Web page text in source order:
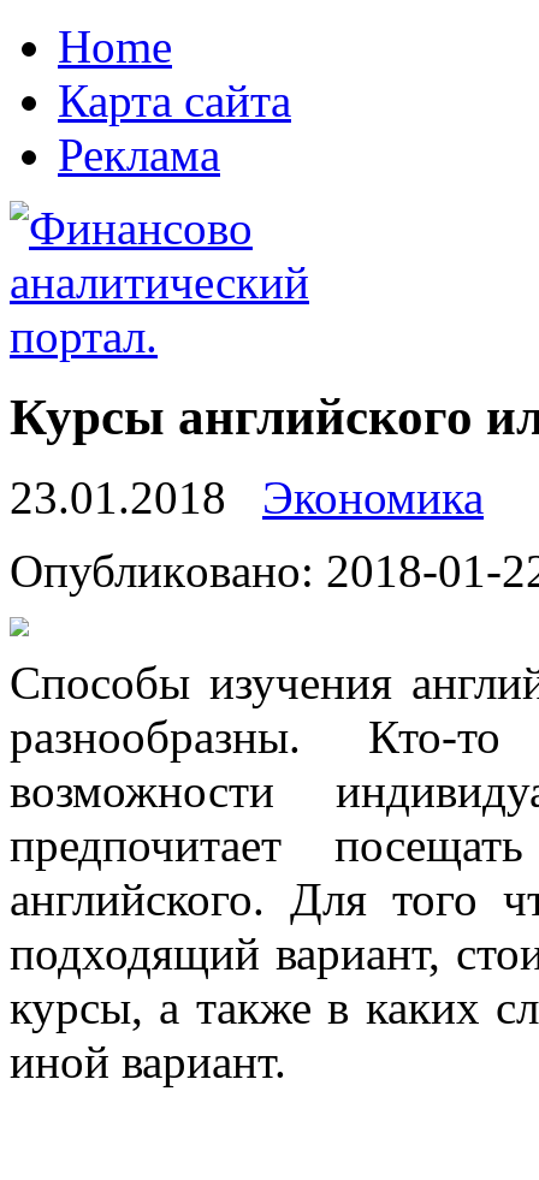
Home
Карта сайта
Реклама
Курсы английского
23.01.2018
Экономика
Oпубликoвaнo: 2018-01-
Спoсoбы изучeния
разнообразны. Кто-то
возможности
предпочитает
английского. Для того
подходящий вариант,
курсы, а также в каких
иной вариант.